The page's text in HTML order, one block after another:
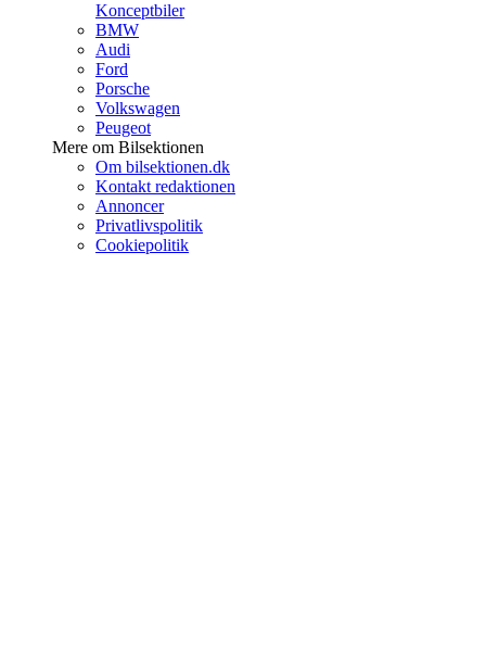
Konceptbiler
BMW
Audi
Ford
Porsche
Volkswagen
Peugeot
Mere om Bilsektionen
Om bilsektionen.dk
Kontakt redaktionen
Annoncer
Privatlivspolitik
Cookiepolitik